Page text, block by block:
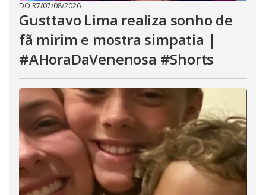
DO R7/07/08/2026
Gusttavo Lima realiza sonho de
fã mirim e mostra simpatia |
#AHoraDaVenenosa #Shorts